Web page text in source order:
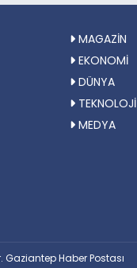
MAGAZİN
EKONOMİ
DÜNYA
TEKNOLOJİ
MEDYA
Gaziantep Haber Postası